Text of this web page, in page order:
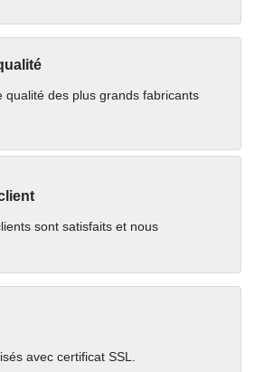
qualité des plus grands fabricants
sont satisfaits et nous
avec certificat SSL.